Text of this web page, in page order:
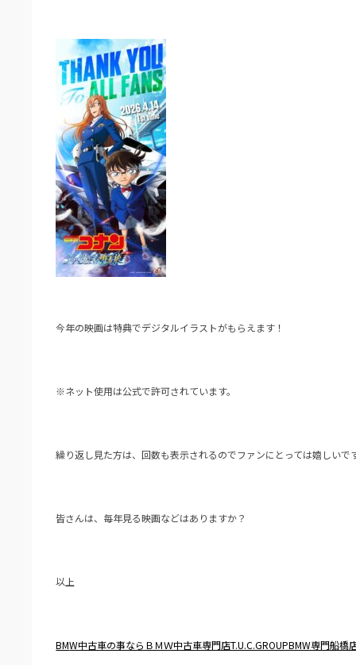
今年の映画は特典でデジタルイラストがもらえます！
※ネット使用は公式で許可されています。
繰り返し見た方は、回数も表示されるのでファンにとっては嬉しいで
皆さんは、毎年見る映画などはありますか？
以上
BMW中古車の事ならＢＭＷ中古車専門店T.U.C.GROUPBMW専門船橋